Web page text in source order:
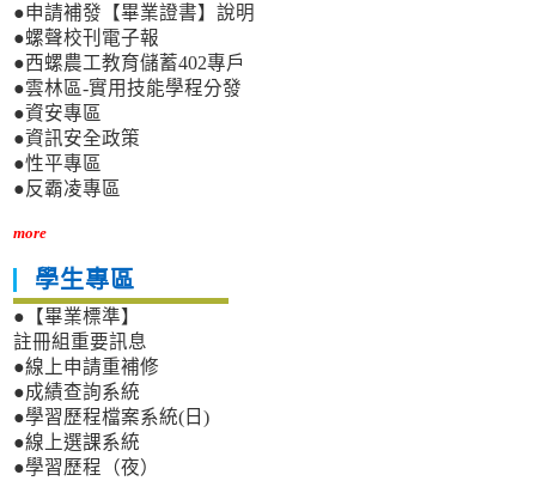
●申請補發【畢業證書】說明
●螺聲校刊電子報
●西螺農工教育儲蓄402專戶
●雲林區-實用技能學程分發
●資安專區
●資訊安全政策
●性平專區
●反霸凌專區
more
學生專區
●【畢業標準】
註冊組重要訊息
●線上申請重補修
●成績查詢系統
●學習歷程檔案系統(日)
●線上選課系統
●學習歷程（夜）